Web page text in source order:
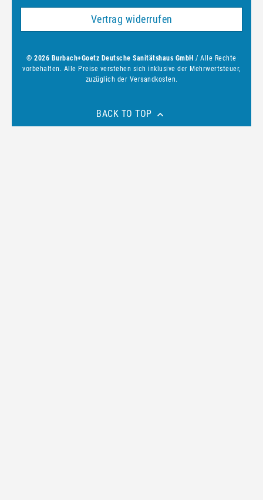
Vertrag widerrufen
© 2026 Burbach+Goetz Deutsche Sanitätshaus GmbH / Alle Rechte
vorbehalten. Alle Preise verstehen sich inklusive der Mehrwertsteuer,
zuzüglich der Versandkosten.
BACK TO TOP